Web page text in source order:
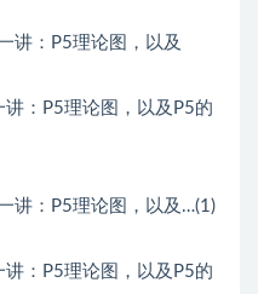
讲：P5理论图，以及
：P5理论图，以及P5的
讲：P5理论图，以及…(1)
：P5理论图，以及P5的